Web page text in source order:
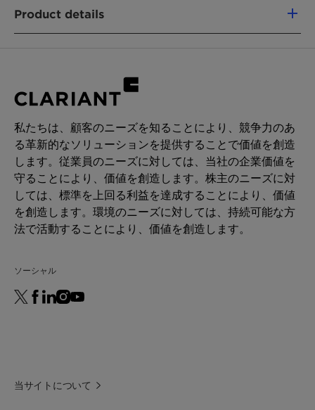
Product details
製品機能
CHEMICAL TYPE
Sulfonic Acids
用途
Shower, Liquid Soap
PERFORMANCE CLAIMS
Cleansing
私たちは、顧客のニーズを知ることにより、競争力のあ
る革新的なソリューションを提供することで価値を創造
します。従業員のニーズに対しては、当社の企業価値を
守ることにより、価値を創造します。株主のニーズに対
しては、標準を上回る利益を達成することにより、価値
を創造します。環境のニーズに対しては、持続可能な方
法で活動することにより、価値を創造します。
ソーシャル
当サイトについて